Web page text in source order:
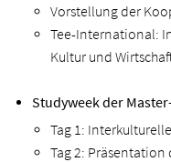
Vorstellung der
Tee-International:
Kultur und
Studyweek der
Tag 1:
Tag 2: